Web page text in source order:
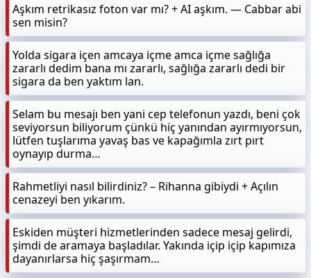
Aşkım retrikasız foton var mı? + AI aşkım. — Cabbar abi
sen misin?
Yolda sigara içen amcaya içme amca içme sağlığa
zararlı dedim bana mı zararlı, sağlığa zararlı dedi bir
sigara da ben yaktım lan.
Selam bu mesajı ben yani cep telefonun yazdı, beni çok
seviyorsun biliyorum çünkü hiç yanından ayırmıyorsun,
lütfen tuşlarıma yavaş bas ve kapağımla zırt pırt
oynayıp durma…
Rahmetliyi nasıl bilirdiniz? – Rihanna gibiydi + Açılın
cenazeyi ben yıkarım.
Eskiden müşteri hizmetlerinden sadece mesaj gelirdi,
şimdi de aramaya başladılar. Yakında içip içip kapımıza
dayanırlarsa hiç şaşırmam…